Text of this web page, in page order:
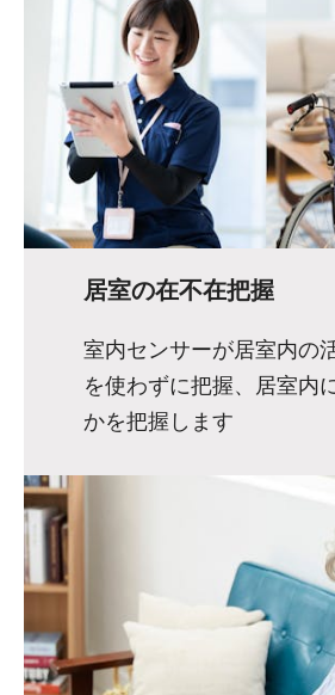
居室の在不在把握
室内センサーが居室内の
を使わずに把握、居室内
かを把握します